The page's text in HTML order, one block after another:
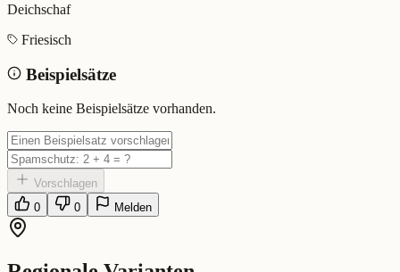
Schaf (Friesisch)
Bedeutung: Deichschaf
Eingereicht von: Mundwerk Team
Deichschaf
Friesisch
Beispielsätze
Noch keine Beispielsätze vorhanden.
Vorschlagen
0
0 Melden